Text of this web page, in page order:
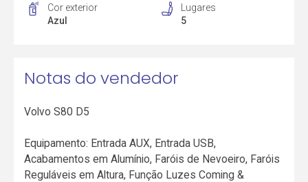
Cor exterior
Azul
Lugares
5
Notas do vendedor
Volvo S80 D5
Equipamento: Entrada AUX, Entrada USB,
Acabamentos em Alumínio, Faróis de Nevoeiro, Faróis
Reguláveis em Altura, Função Luzes Coming &